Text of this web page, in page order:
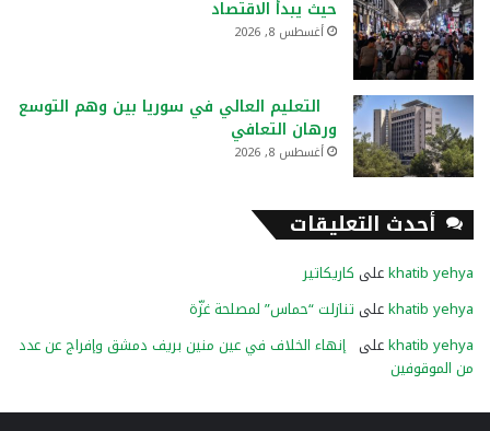
حيث يبدأ الاقتصاد
أغسطس 8, 2026
التعليم العالي في سوريا بين وهم التوسع
ورهان التعافي
أغسطس 8, 2026
أحدث التعليقات
khatib yehyaعلى كاريكاتير
khatib yehyaعلى تنازلت “حماس” لمصلحة غزّة
khatib yehyaعلى إنهاء الخلاف في عين منين بريف دمشق وإفراج عن عدد
من الموقوفين